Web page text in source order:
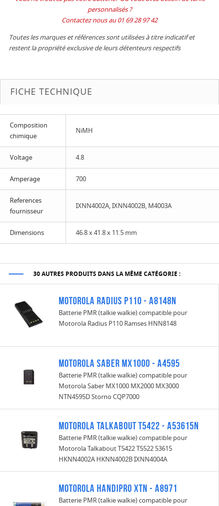
personnalisés ?
Contactez nous au 01 69 28 97 42
Toutes les marques et références sont utilisées à titre indicatif et
restent la propriété exclusive de leurs détenteurs respectifs
FICHE TECHNIQUE
Composition
chimique
NiMH
Voltage 4.8
Amperage 700
References
fournisseur
IXNN4002A, IXNN4002B, M4003A
Dimensions 46.8 x 41.8 x 11.5 mm
30 AUTRES PRODUITS DANS LA MÊME CATÉGORIE :
Motorola Radius P110 - A8148N
Batterie PMR (talkie walkie) compatible pour
Motorola Radius P110 Ramses HNN8148
Motorola Saber MX1000 - A4595
Batterie PMR (talkie walkie) compatible pour
Motorola Saber MX1000 MX2000 MX3000
NTN4595D Storno CQP7000
Motorola Talkabout T5422 - A53615N
Batterie PMR (talkie walkie) compatible pour
Motorola Talkabout T5422 T5522 53615
HKNN4002A HKNN4002B IXNN4004A
Motorola Handipro XTN - A8971
Batterie PMR (talkie walkie) compatible pour